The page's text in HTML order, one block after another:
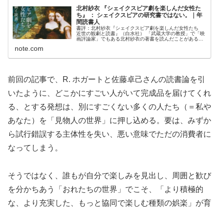
北村紗衣 『シェイクスピア劇を楽しんだ女性た
ち』 ： シェイクスピアの研究書ではない。｜年
間読書人
書評：北村紗衣『シェイクスピア劇を楽しんだ女性たち
近世の観劇と読書』（白水社） 「武蔵大学の教授」で「映
画評論家」でもある北村紗衣の著書を読んだことがある人
note.com
前回の記事で、R. ホガートと佐藤卓己さんの読書論を引
いたように、どこかにすごい人がいて完成品を届けてくれ
る、とする発想は、別にすごくない多くの人たち（＝私や
あなた）を「見物人の世界」に押し込める。要は、みずか
ら試行錯誤する主体性を失い、悪い意味でただの消費者に
なってしまう。
そうではなく、誰もが自分で楽しみを見出し、周囲と歓び
を分かちあう「おれたちの世界」でこそ、「より積極的
な、より充実した、もっと協同で楽しむ種類の娯楽」が育